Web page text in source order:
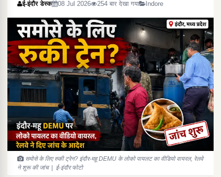
ई-इंदौर डेस्क 08 Jul 2026 254 बार देखा गया Indore
समोसे के लिए रुकी ट्रेन? इंदौर-महू DEMU के लोको पायलट का वीडियो वायरल, रेलवे
ने शुरू की जांच | ई-इंदौर फोटो